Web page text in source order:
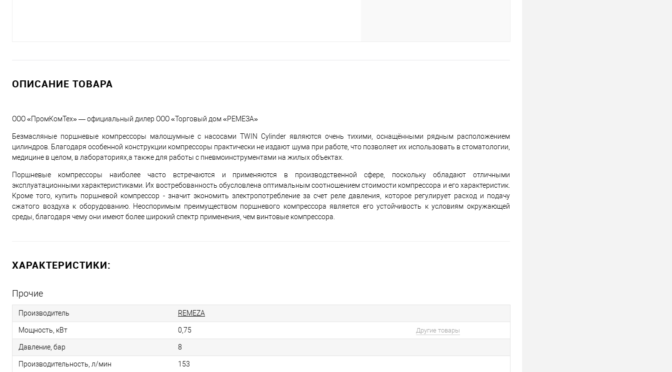
ОПИСАНИЕ ТОВАРА
ООО «ПромКомТех» — официальный дилер ООО «Торговый дом «РЕМЕЗА»
Безмасляные поршневые компрессоры малошумные с насосами TWIN Cylinder являются очень тихими, оснащёнными рядным расположением
цилиндров. Благодаря особенной конструкции компрессоры практически не издают шума при работе, что позволяет их использовать в стоматологии,
медицине в целом, в лабораториях,а также для работы с пневмоинструментами на жилых объектах.
Поршневые компрессоры наиболее часто встречаются и применяются в производственной сфере, поскольку обладают отличными
эксплуатационными характеристиками. Их востребованность обусловлена оптимальным соотношением стоимости компрессора и его характеристик.
Кроме того, купить поршневой компрессор - значит экономить электропотребление за счет реле давления, которое регулирует расход и подачу
сжатого воздуха к оборудованию. Неоспоримым преимуществом поршневого компрессора является его устойчивость к условиям окружающей
среды, благодаря чему они имеют более широкий спектр применения, чем винтовые компрессора.
ХАРАКТЕРИСТИКИ:
Прочие
Производитель REMEZA
Мощность, кВт 0,75 Другие товары
Давление, бар 8
Производительность, л/мин 153